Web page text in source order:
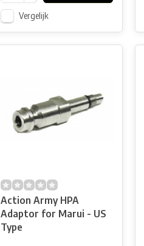
Vergelijk
Action Army HPA
Adaptor for Marui - US
Type